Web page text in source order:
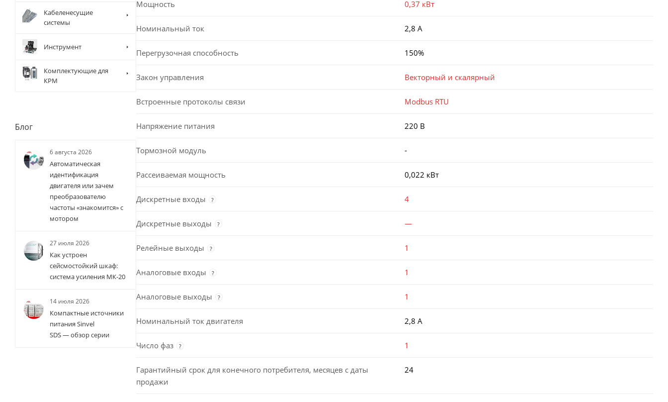
Мощность 0,37 кВт
Номинальный ток 2,8 А
Перегрузочная способность 150%
Закон управления Векторный и скалярный
Встроенные протоколы связи Modbus RTU
Напряжение питания 220 В
Тормозной модуль -
Рассеиваемая мощность 0,022 кВт
Дискретные входы ? 4
Дискретные выходы ? —
Релейные выходы ? 1
Аналоговые входы ? 1
Аналоговые выходы ? 1
Номинальный ток двигателя 2,8 А
Число фаз ? 1
Гарантийный срок для конечного потребителя, месяцев с даты
продажи
24
Кабеленесущие
системы
Инструмент
Комплектующие для
КРМ
Блог
6 августа 2026
Автоматическая
идентификация
двигателя или зачем
преобразователю
частоты «знакомится» с
мотором
27 июля 2026
Как устроен
сейсмостойкий шкаф:
система усиления МК-20
14 июля 2026
Компактные источники
питания Sinvel
SDS — обзор серии